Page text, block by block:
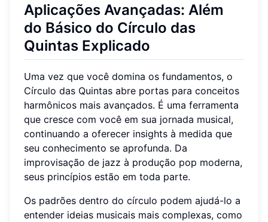
Aplicações Avançadas: Além
do Básico do Círculo das
Quintas Explicado
Uma vez que você domina os fundamentos, o
Círculo das Quintas abre portas para conceitos
harmônicos mais avançados. É uma ferramenta
que cresce com você em sua jornada musical,
continuando a oferecer insights à medida que
seu conhecimento se aprofunda. Da
improvisação de jazz à produção pop moderna,
seus princípios estão em toda parte.
Os padrões dentro do círculo podem ajudá-lo a
entender ideias musicais mais complexas, como